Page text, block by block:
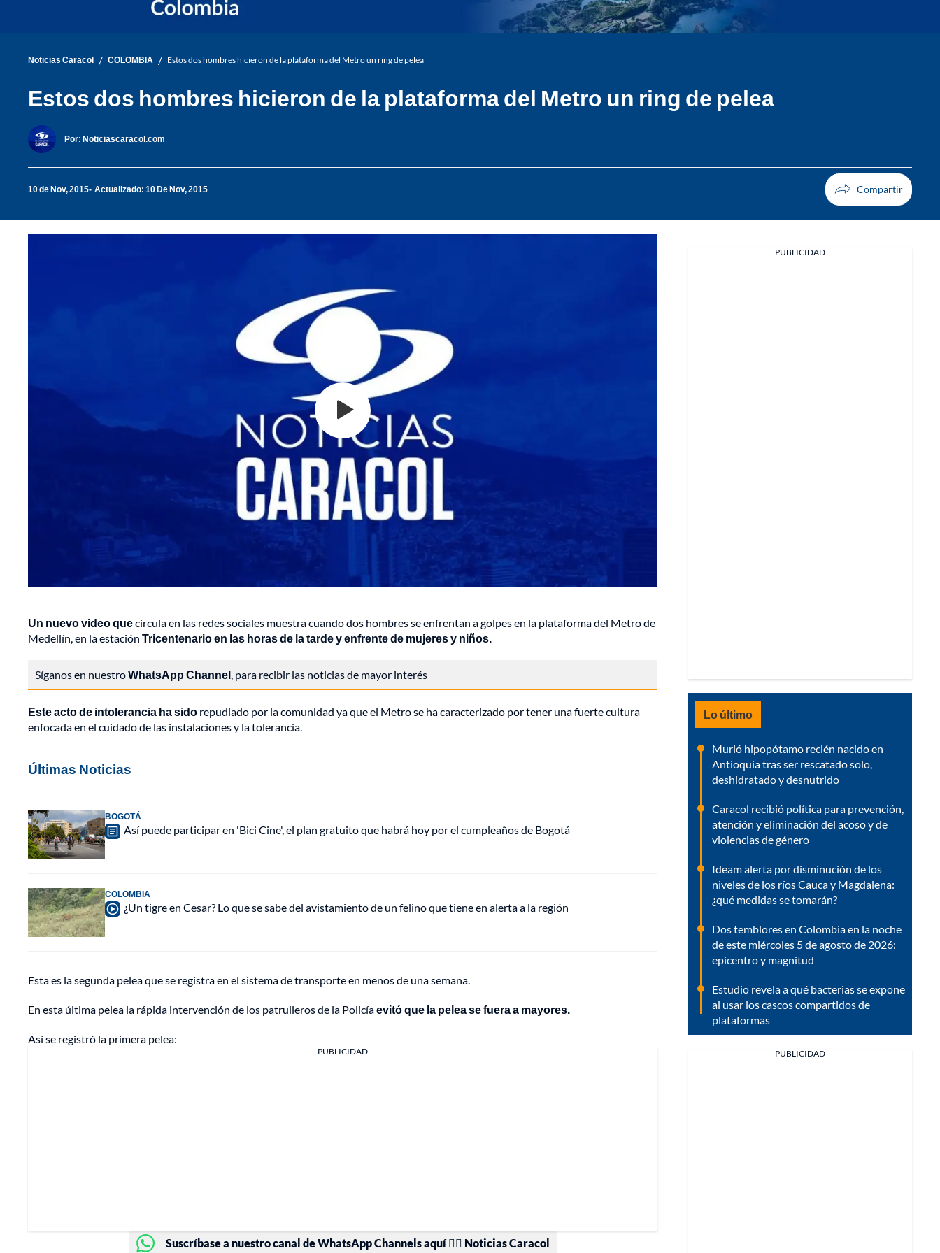
Noticias Caracol / COLOMBIA / Estos dos hombres hicieron de la plataforma del Metro un ring de pelea
Estos dos hombres hicieron de la plataforma del Metro un ring de pelea
Por: Noticiascaracol.com
10 de Nov, 2015 Actualizado: 10 De Nov, 2015
Un nuevo video quecircula en las redes sociales muestra cuando dos hombres se enfrentan a golpes en la plataforma del Metro de
Medellín, en la estación Tricentenario en las horas de la tarde y enfrente de mujeres y niños.
Síganos en nuestroWhatsApp Channel, para recibir las noticias de mayor interés
Este acto de intolerancia ha sido repudiado por la comunidad ya que el Metro se ha caracterizado por tener una fuerte cultura
enfocada en el cuidado de las instalaciones y la tolerancia.
Últimas Noticias
BOGOTÁ
Así puede participar en 'Bici Cine', el plan gratuito que habrá hoy por el cumpleaños de Bogotá
COLOMBIA
¿Un tigre en Cesar? Lo que se sabe del avistamiento de un felino que tiene en alerta a la región
Esta es la segunda pelea que se registra en el sistema de transporte en menos de una semana.
En esta última pelea la rápida intervención de los patrulleros de la Policíaevitó que la pelea se fuera a mayores.
Así se registró la primera pelea:
PUBLICIDAD
Suscríbase a nuestro canal de WhatsApp Channels aquí 👉🏻 Noticias Caracol
PUBLICIDAD
Lo último
Murió hipopótamo recién nacido en
Antioquia tras ser rescatado solo,
deshidratado y desnutrido
Caracol recibió política para prevención,
atención y eliminación del acoso y de
violencias de género
Ideam alerta por disminución de los
niveles de los ríos Cauca y Magdalena:
¿qué medidas se tomarán?
Dos temblores en Colombia en la noche
de este miércoles 5 de agosto de 2026:
epicentro y magnitud
Estudio revela a qué bacterias se expone
al usar los cascos compartidos de
plataformas
PUBLICIDAD